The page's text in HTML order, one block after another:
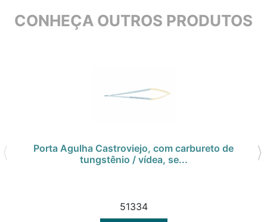
CONHEÇA OUTROS PRODUTOS
Porta Agulha Castroviejo, com carbureto de
tungstênio / vídea, se...
51334